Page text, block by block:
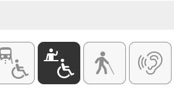
- 24세 이하
- 65세 이상
- 「국민기초
차상위계층